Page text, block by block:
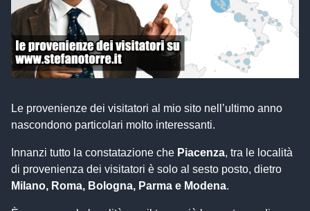
Le provenienze dei visitatori al mio sito nell’ultimo anno
nascondono particolari molto interessanti.
Innanzi tutto la constatazione che Piacenza, tra le località
di provenienza dei visitatori è solo al sesto posto, dietro
Milano, Roma, Bologna, Parma e Modena.